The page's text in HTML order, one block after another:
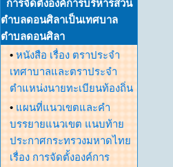
การจัดตั้งองค์การบริหารส่วน
ตำบลดอนศิลาเป็นเทศบาล
ตำบลดอนศิลา
• หนังสือ เรื่อง ตราประจำ
เทศาบาลและตราประจำ
ตำแหน่งนายทะเบียนท้องถิ่น
• แผนที่แนวเขตและคำ
บรรยายแนวเขต แนบท้าย
ประกาศกระทรวงมหาดไทย
เรื่อง การจัดตั้งองค์การ